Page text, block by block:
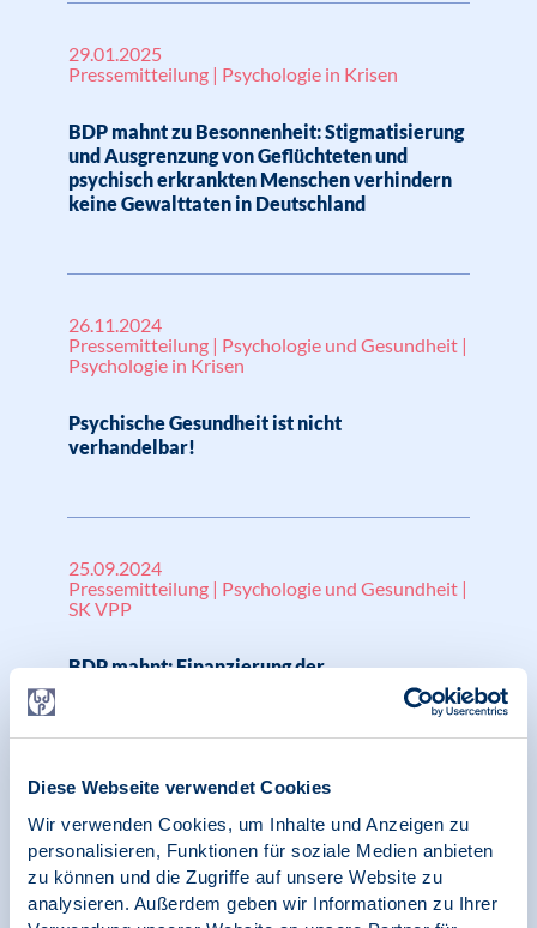
Diese Webseite verwendet Cookies
Wir verwenden Cookies, um Inhalte und Anzeigen zu
personalisieren, Funktionen für soziale Medien anbieten
zu können und die Zugriffe auf unsere Website zu
analysieren. Außerdem geben wir Informationen zu Ihrer
29.01.2025
Pressemitteilung | Psychologie in Krisen
BDP mahnt zu Besonnenheit: Stigmatisierung
und Ausgrenzung von Geflüchteten und
psychisch erkrankten Menschen verhindern
keine Gewalttaten in Deutschland
26.11.2024
Pressemitteilung | Psychologie und Gesundheit |
Psychologie in Krisen
Psychische Gesundheit ist nicht
verhandelbar!
25.09.2024
Pressemitteilung | Psychologie und Gesundheit |
SK VPP
BDP mahnt: Finanzierung der
psychotherapeutischen Weiterbildung trotz
Ausbildungsreform weiterhin nicht geregelt –
auch erste Schiedsverfahren haben keine
24.09.2024
Pressemitteilung | Psychologie und Gesundheit |